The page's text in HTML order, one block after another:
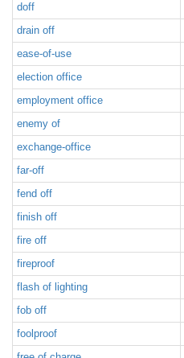
doff
drain off
ease-of-use
election office
employment office
enemy of
exchange-office
far-off
fend off
finish off
fire off
fireproof
flash of lighting
fob off
foolproof